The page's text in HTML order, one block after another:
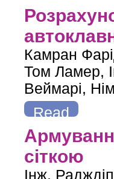
more
Камран
Том Ламер,
Веймарі,
Read
more
сіткою
Інж.